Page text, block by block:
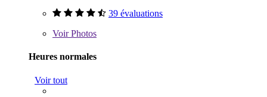
39 évaluations
VoirPhotos
Heures normales
Voir tout